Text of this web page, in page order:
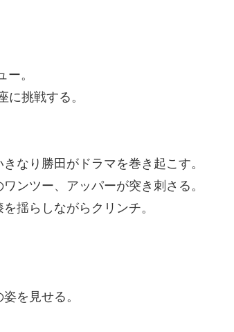
。
挑戦する。
なり勝田がドラマを巻き起こす。
ンツー、アッパーが突き刺さる。
揺らしながらクリンチ。
を見せる。